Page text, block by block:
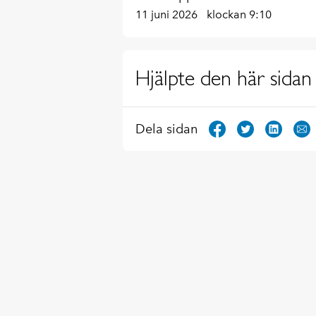
11 juni 2026 klockan 9:10
Hjälpte den här sidan
Dela sidan